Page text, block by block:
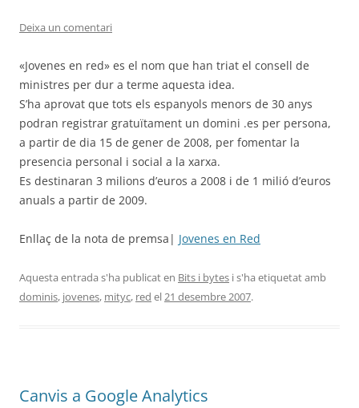
Deixa un comentari
«Jovenes en red» es el nom que han triat el consell de
ministres per dur a terme aquesta idea.
S’ha aprovat que tots els espanyols menors de 30 anys
podran registrar gratuïtament un domini .es per persona,
a partir de dia 15 de gener de 2008, per fomentar la
presencia personal i social a la xarxa.
Es destinaran 3 milions d’euros a 2008 i de 1 milió d’euros
anuals a partir de 2009.
Enllaç de la nota de premsa| Jovenes en Red
Aquesta entrada s'ha publicat en Bits i bytes i s'ha etiquetat amb
dominis, jovenes, mityc, red el21 desembre 2007.
Canvis a Google Analytics